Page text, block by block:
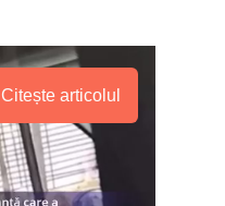
Citește articolul